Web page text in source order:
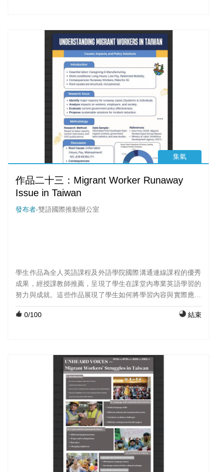
集氣
作品二十三：Migrant Worker Runaway
Issue in Taiwan
發布者-雙語國際推動辦公室
學生作品為全人英語課程及外語學院國際溝通連線課程的優秀
成果，經授課教師推薦，呈現了學生在課堂內專業英語學習的
努力與成就。這些作品展現了學生如何將學習內容與實際應用
文(中級英文)；組員：丁容盈、林芷君、徐韻婷、王櫰焄、黃
0/100 結束